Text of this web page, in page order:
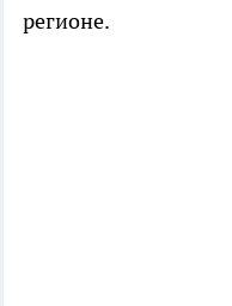
регионе.